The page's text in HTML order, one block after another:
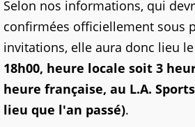
Selon nos informations, qui
confirmées officiellement sous
invitations, elle aura donc lieu le
18h00, heure locale soit 3
heure française, au L.A.
lieu que l'an passé).